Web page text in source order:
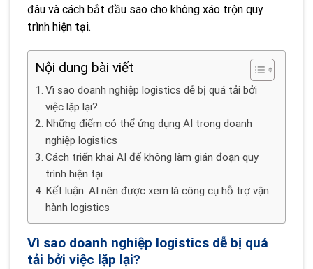
đâu và cách bắt đầu sao cho không xáo trộn quy
trình hiện tại.
Nội dung bài viết
Vì sao doanh nghiệp logistics dễ bị quá tải bởi
việc lặp lại?
Những điểm có thể ứng dụng AI trong doanh
nghiệp logistics
Cách triển khai AI để không làm gián đoạn quy
trình hiện tại
Kết luận: AI nên được xem là công cụ hỗ trợ vận
hành logistics
Vì sao doanh nghiệp logistics dễ bị quá
tải bởi việc lặp lại?